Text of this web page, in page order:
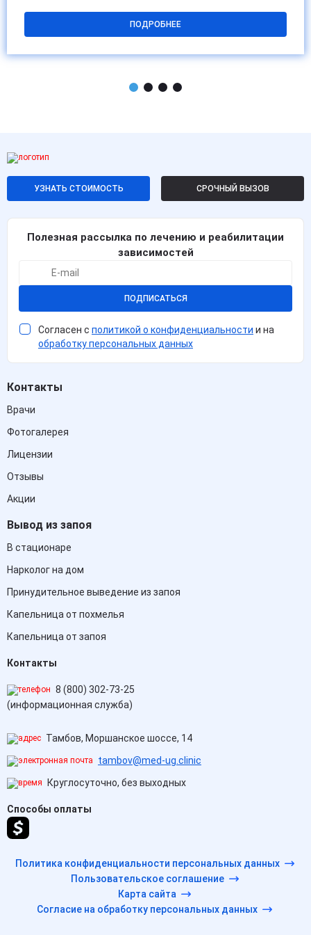
ПОДРОБНЕЕ
УЗНАТЬ СТОИМОСТЬ СРОЧНЫЙ ВЫЗОВ
Полезная рассылка по лечению и реабилитации
зависимостей
ПОДПИСАТЬСЯ
Согласен с политикой о конфиденциальности и на
обработку персональных данных
Контакты
Врачи
Фотогалерея
Лицензии
Отзывы
Акции
Вывод из запоя
В стационаре
Нарколог на дом
Принудительное выведение из запоя
Капельница от похмелья
Капельница от запоя
Контакты
8 (800) 302-73-25
(информационная служба)
Тамбов, Моршанское шоссе, 14
tambov@med-ug.clinic
Круглосуточно, без выходных
Способы оплаты
Политика конфиденциальности персональных данных
Пользовательское соглашение
Карта сайта
Согласие на обработку персональных данных